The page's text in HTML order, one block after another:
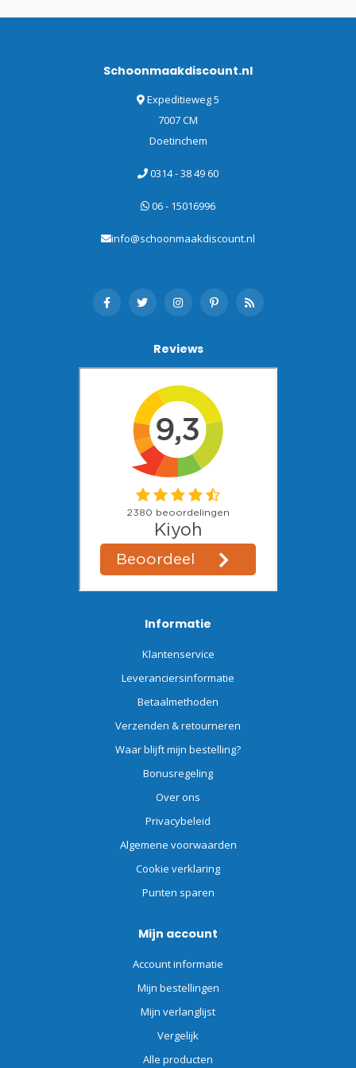
Schoonmaakdiscount.nl
Expeditieweg 5
7007 CM
Doetinchem
0314 - 38 49 60
06 - 15016996
info@schoonmaakdiscount.nl
Reviews
Informatie
Klantenservice
Leveranciersinformatie
Betaalmethoden
Verzenden & retourneren
Waar blijft mijn bestelling?
Bonusregeling
Over ons
Privacybeleid
Algemene voorwaarden
Cookie verklaring
Punten sparen
Mijn account
Account informatie
Mijn bestellingen
Mijn verlanglijst
Vergelijk
Alle producten